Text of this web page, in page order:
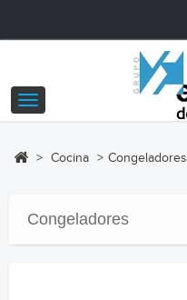
Navegación
Toggle
> Cocina > Congeladores
Congeladores